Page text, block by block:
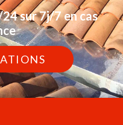
sur 7j/7 en cas